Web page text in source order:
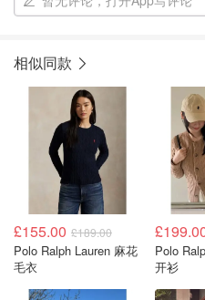
相似同款
£155.00 £189.00
Polo Ralph Lauren 麻花
毛衣
Polo
开衫